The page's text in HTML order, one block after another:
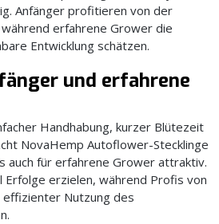
Anfänger profitieren von der
erfahrene Grower die
Entwicklung schätzen.
und erfahrene
Handhabung, kurzer Blütezeit
NovaHemp Autoflower-Stecklinge
auch für erfahrene Grower attraktiv.
Erfolge erzielen, während Profis von
Nutzung des